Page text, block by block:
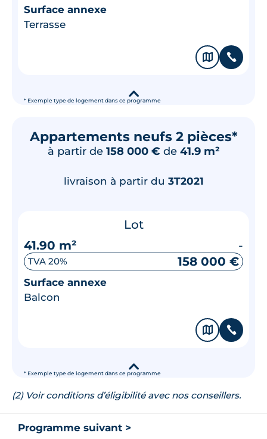
* Exemple type de logement dans ce programme
Surface annexe
Terrasse
🗞 📞
▾
Appartements neufs 2 pièces*
à partir de 158 000 € de 41.9 m²
* Exemple type de logement dans ce programme
livraison à partir du 3T2021
Lot
41.90 m²
-
TVA 20% 158 000 €
Surface annexe
Balcon
🗞 📞
▾
(2) Voir conditions d’éligibilité avec nos conseillers.
Programme suivant >